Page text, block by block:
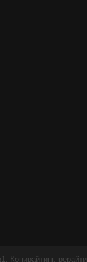
Копирайтинг,